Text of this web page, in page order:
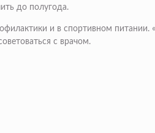
до полугода.
и в спортивном питании.
с врачом.